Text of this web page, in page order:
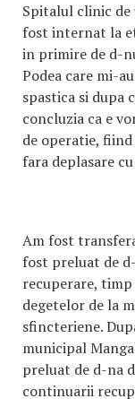
Spitalul clinic de
fost internat la
in primire de d-
Podea care mi-
spastica si dupa
concluzia ca e
de operatie,
fara deplasare
Am fost
fost preluat de
recuperare,
degetelor de la
sfincteriene.
municipal
preluat de d-na
continuarii